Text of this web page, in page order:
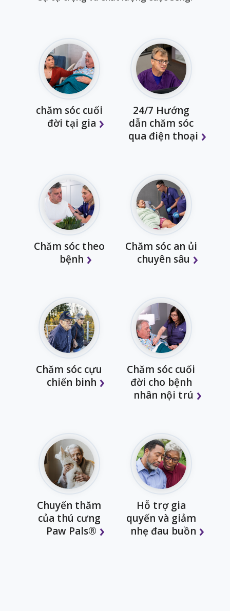
chăm sóc cuối
đời tại gia
24/7 Hướng
dẫn chăm sóc
qua điện thoại
Chăm sóc theo
bệnh
Chăm sóc an ủi
chuyên sâu
Chăm sóc cựu
chiến binh
Chăm sóc cuối
đời cho bệnh
nhân nội trú
Chuyến thăm
của thú cưng
Paw Pals®
Hỗ trợ gia
quyến và giảm
nhẹ đau buồn